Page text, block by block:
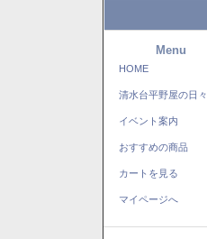
Menu
HOME
清水台平野屋の日々
イベント案内
おすすめの商品
カートを見る
マイページへ